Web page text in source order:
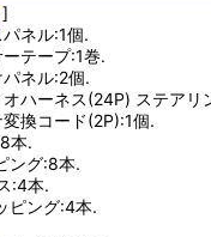
]
ネル:1個.
テープ:1巻.
ネル:2個.
オハーネス(24P) ステアリ
換コード(2P):1個.
本.
ング:8本.
:4本.
ピング:4本.